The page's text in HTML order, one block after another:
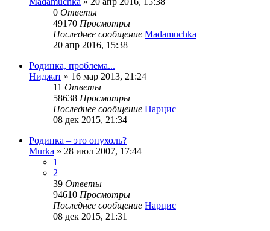
0 Ответы
49170 Просмотры
Последнее сообщение Madamuchka
20 апр 2016, 15:38
Родинка, проблема...
Ниджат » 16 мар 2013, 21:24
11 Ответы
58638 Просмотры
Последнее сообщение Нарцис
08 дек 2015, 21:34
Родинка – это опухоль?
Murka » 28 июл 2007, 17:44
1
2
39 Ответы
94610 Просмотры
Последнее сообщение Нарцис
08 дек 2015, 21:31